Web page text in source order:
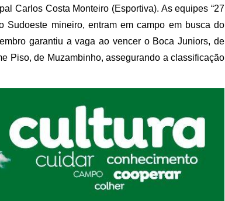
Carlos Costa Monteiro (Esportiva). As equipes “27
Sudoeste mineiro, entram em campo em busca do
garantiu a vaga ao vencer o Boca Juniors, de
Piso, de Muzambinho, assegurando a classificação